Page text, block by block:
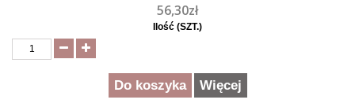
56,30zł
Ilość (SZT.)
Do koszyka Więcej